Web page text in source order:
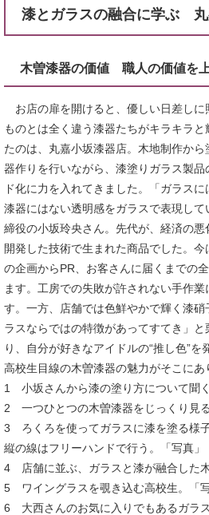
漆とガラスの融合に学ぶ
木曽漆器の価値 職人の価値を
お店の扉を開けると、優しい日差しに
ものとは全く違う漆器たちがキラキラ
たのは、丸嘉小坂漆器店。木地制作か
器作りを行いながら、漆塗りガラス製
ド化に力を入れてきました。「ガラスに
漆器にはない透明感をガラスで表現し
締役の小坂玲央さん。先代が、経済の
開発した技術で生まれた商品でした。
の企画からPR、お客さんに届くまでの
ます。工房での失敗が許されない手作
す。一方、店舗では色鮮やかで輝く漆
ラスならではの特徴があってすてき」
り、自分が好きなアイドルの“推し色”を
高校生目線の木曽漆器の魅力がそこにあ
1 小坂さんから漆の塗り方について聞
2 一つひとつの木曽漆器をじっくり見る
3 ろくろを使ってガラスに漆を塗る様
縦の線はフリーハンドで行う。「写真」
4 店舗に並ぶ、ガラスと漆が融合した木
5 ワイングラスを覗き込む高校生。「写
6 大西さんのお気に入りでもあるガラス